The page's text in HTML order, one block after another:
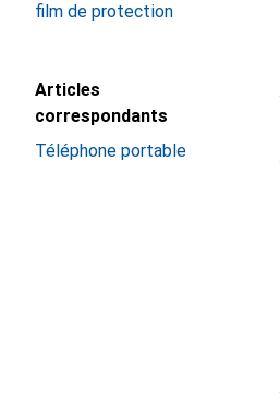
film de protection
Articles
correspondants
Téléphone portable